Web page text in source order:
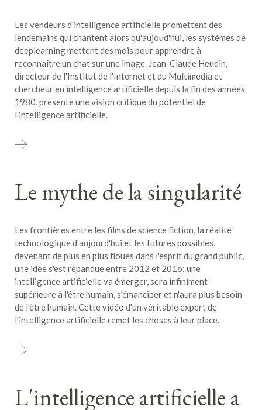
Les vendeurs d'intelligence artificielle promettent des
lendemains qui chantent alors qu'aujoud'hui, les systèmes de
deeplearning mettent des mois pour apprendre à
reconnaître un chat sur une image. Jean-Claude Heudin,
directeur de l'Institut de l'Internet et du Multimedia et
chercheur en intelligence artificielle depuis la fin des années
1980, présente une vision critique du potentiel de
l'intelligence artificielle.
Le mythe de la singularité
Les frontières entre les films de science fiction, la réalité
technologique d'aujourd'hui et les futures possibles,
devenant de plus en plus floues dans l'esprit du grand public,
une idée s'est répandue entre 2012 et 2016: une
intelligence artificielle va émerger, sera infiniment
supérieure à l'être humain, s’émanciper et n'aura plus besoin
de l'être humain. Cette vidéo d'un véritable expert de
l'intelligence artificielle remet les choses à leur place.
L'intelligence artificielle a